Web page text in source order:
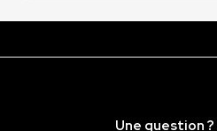
Une question ?